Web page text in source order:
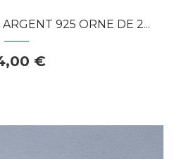
925 ORNE DE 2...
€